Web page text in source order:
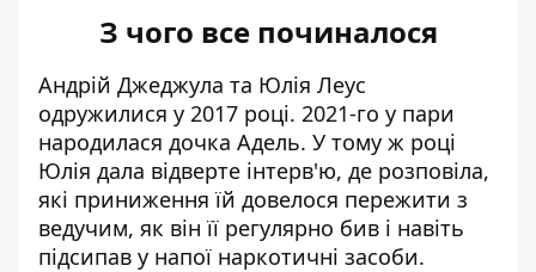
З чого все починалося
Андрій Джеджула та Юлія Леус
одружилися у 2017 році. 2021-го у пари
народилася дочка Адель. У тому ж році
Юлія дала відверте інтерв'ю, де розповіла,
які приниження їй довелося пережити з
ведучим, як він її регулярно бив і навіть
підсипав у напої наркотичні засоби.